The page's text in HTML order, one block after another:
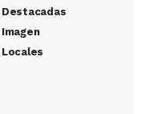
Destacadas
Imagen
Locales